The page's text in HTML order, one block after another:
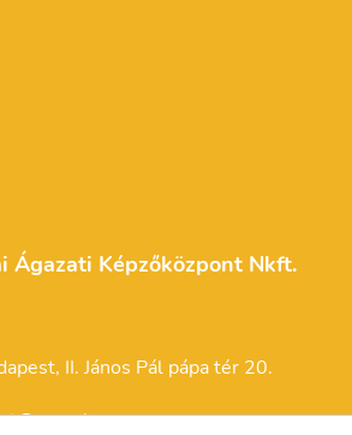
Ágazati Képzőközpont Nkft.
II. János Pál pápa tér 20.